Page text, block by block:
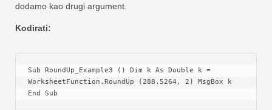
dodamo kao drugi argument.
Kodirati:
Sub RoundUp_Example3 () Dim k As Double k =
WorksheetFunction.RoundUp (288.5264, 2) MsgBox k
End Sub